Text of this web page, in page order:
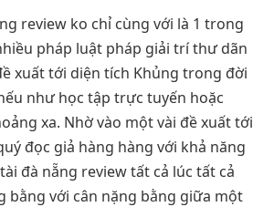
review ko chỉ cùng với là 1 trong
pháp luật pháp giải trí thư dãn
xuất tới diện tích Khủng trong đời
như học tập trực tuyến hoặc
xa. Nhờ vào một vài đề xuất tới
đọc giả hàng hàng với khả năng
đà nẵng review tất cả lúc tất cả
bằng với cân nặng bằng giữa một